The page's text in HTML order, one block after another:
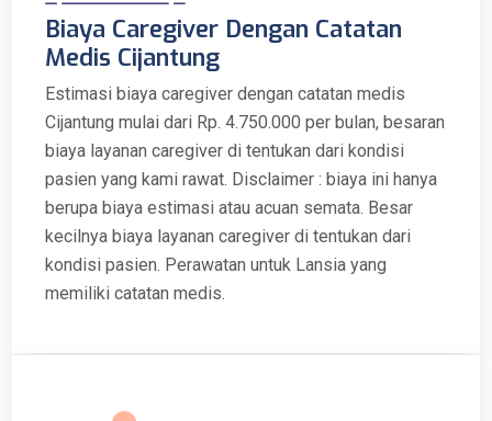
Biaya Caregiver Dengan Catatan
Medis Cijantung
Estimasi biaya caregiver dengan catatan medis
Cijantung mulai dari Rp. 4.750.000 per bulan, besaran
biaya layanan caregiver di tentukan dari kondisi
pasien yang kami rawat. Disclaimer : biaya ini hanya
berupa biaya estimasi atau acuan semata. Besar
kecilnya biaya layanan caregiver di tentukan dari
kondisi pasien. Perawatan untuk Lansia yang
memiliki catatan medis.